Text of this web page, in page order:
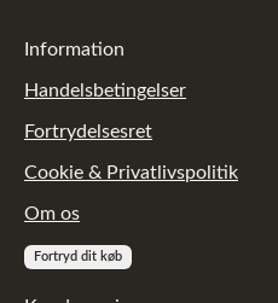
Information
Handelsbetingelser
Fortrydelsesret
Cookie & Privatlivspolitik
Om os
Fortryd dit køb